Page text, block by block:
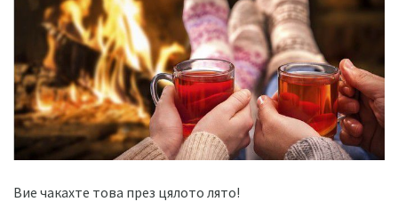
Вие чакахте това през цялото лято!